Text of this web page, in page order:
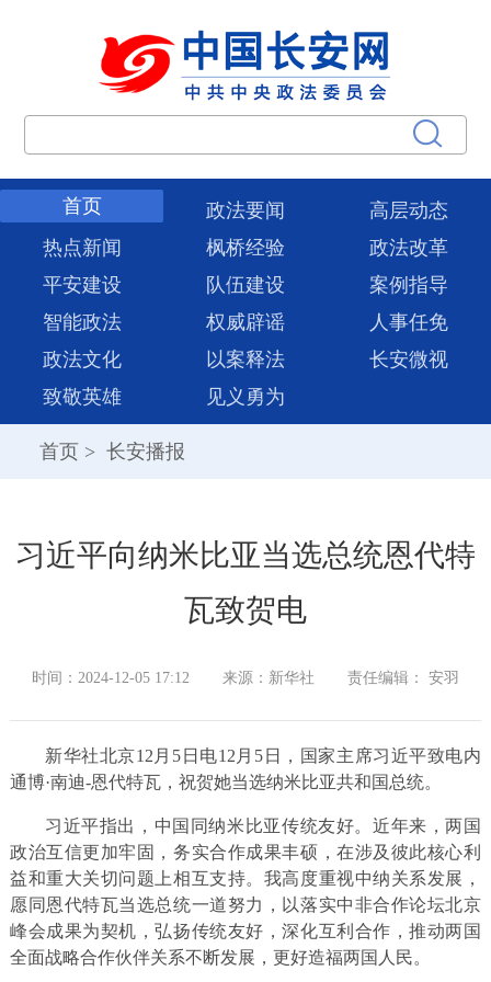
首页 政法要闻
高层动态
热点新闻
枫桥经验
政法改革
平安建设
队伍建设
案例指导
智能政法
权威辟谣
人事任免
政法文化
以案释法
长安微视
致敬英雄
见义勇为
首页 > 长安播报
习近平向纳米比亚当选总统恩代特
瓦致贺电
时间：2024-12-05 17:12 来源：新华社 责任编辑： 安羽
新华社北京12月5日电12月5日，国家主席习近平致电内
通博·南迪-恩代特瓦，祝贺她当选纳米比亚共和国总统。
习近平指出，中国同纳米比亚传统友好。近年来，两国
政治互信更加牢固，务实合作成果丰硕，在涉及彼此核心利
益和重大关切问题上相互支持。我高度重视中纳关系发展，
愿同恩代特瓦当选总统一道努力，以落实中非合作论坛北京
峰会成果为契机，弘扬传统友好，深化互利合作，推动两国
全面战略合作伙伴关系不断发展，更好造福两国人民。